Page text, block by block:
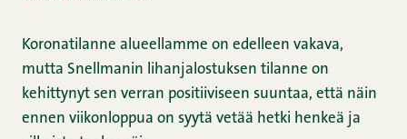
Koronatilanne alueellamme on edelleen vakava,
mutta Snellmanin lihanjalostuksen tilanne on
kehittynyt sen verran positiiviseen suuntaa, että näin
ennen viikonloppua on syytä vetää hetki henkeä ja